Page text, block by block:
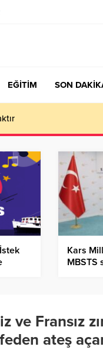
EĞİTİM SON
Kars
MBSTS
ve Fransız
ateş